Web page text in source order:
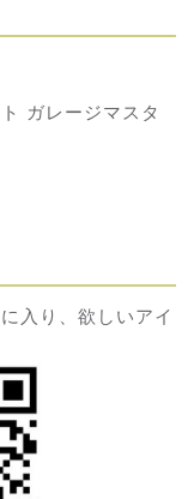
ガレージマスタ
入り、欲しいアイ